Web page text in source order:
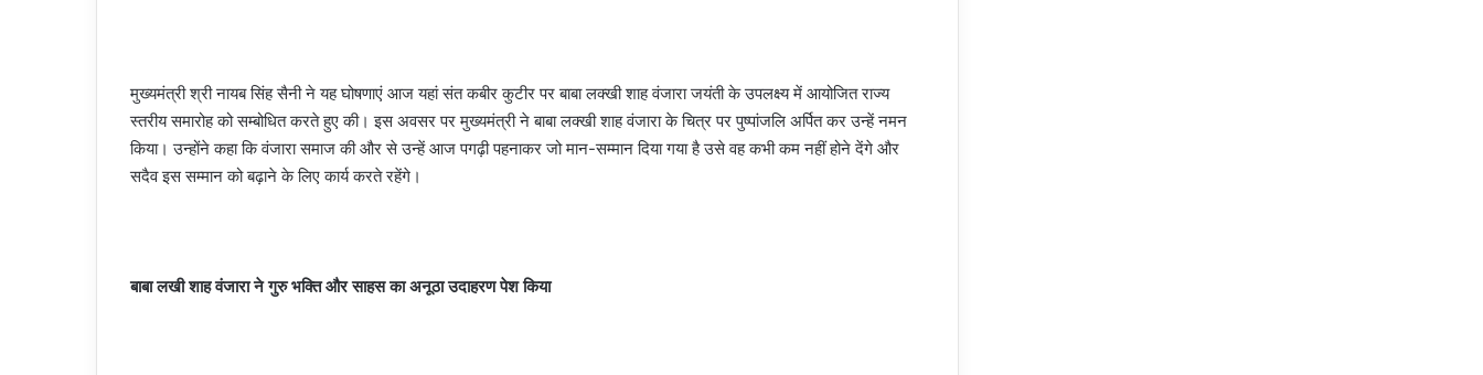
मुख्यमंत्री श्री नायब सिंह सैनी ने यह घोषणाएं आज यहां संत कबीर कुटीर पर बाबा लक्खी शाह वंजारा जयंती के उपलक्ष्य में आयोजित राज्य
स्तरीय समारोह को सम्बोधित करते हुए की। इस अवसर पर मुख्यमंत्री ने बाबा लक्खी शाह वंजारा के चित्र पर पुष्पांजलि अर्पित कर उन्हें नमन
किया। उन्होंने कहा कि वंजारा समाज की और से उन्हें आज पगढ़ी पहनाकर जो मान-सम्मान दिया गया है उसे वह कभी कम नहीं होने देंगे और
सदैव इस सम्मान को बढ़ाने के लिए कार्य करते रहेंगे।
बाबा लखी शाह वंजारा ने गुरु भक्ति और साहस का अनूठा उदाहरण पेश किया